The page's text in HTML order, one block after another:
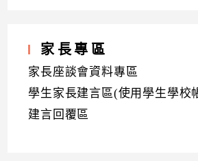
家長專區
家長座談會資料專區
學生家長建言區(使用學生學校
建言回覆區